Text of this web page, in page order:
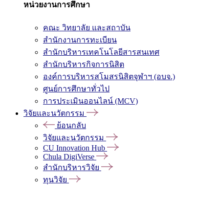
หน่วยงานการศึกษา
คณะ วิทยาลัย และสถาบัน
สำนักงานการทะเบียน
สำนักบริหารเทคโนโลยีสารสนเทศ
สำนักบริหารกิจการนิสิต
องค์การบริหารสโมสรนิสิตจุฬาฯ (อบจ.)
ศูนย์การศึกษาทั่วไป
การประเมินออนไลน์ (MCV)
วิจัยและนวัตกรรม
ย้อนกลับ
วิจัยและนวัตกรรม
CU Innovation Hub
Chula DigiVerse
สำนักบริหารวิจัย
ทุนวิจัย